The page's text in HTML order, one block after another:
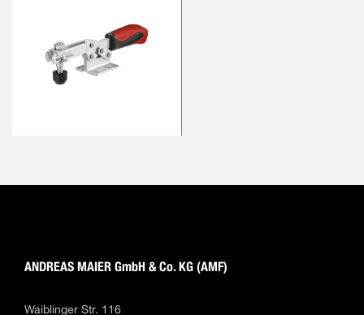
ANDREAS MAIER GmbH & Co. KG (AMF)
Waiblinger Str. 116